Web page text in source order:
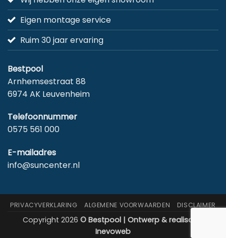
Eigen montage service
Ruim 30 jaar ervaring
Bestpool
Arnhemsestraat 88
6974 AK Leuvenheim
Telefoonnummer
0575 561 000
E-mailadres
info@suncenter.nl
PRIVACYVERKLARING ALGEMENE VOORWAARDEN DISCLAIMER
Copyright 2026 © Bestpool | Ontwerp & realisatie:
Inevoweb